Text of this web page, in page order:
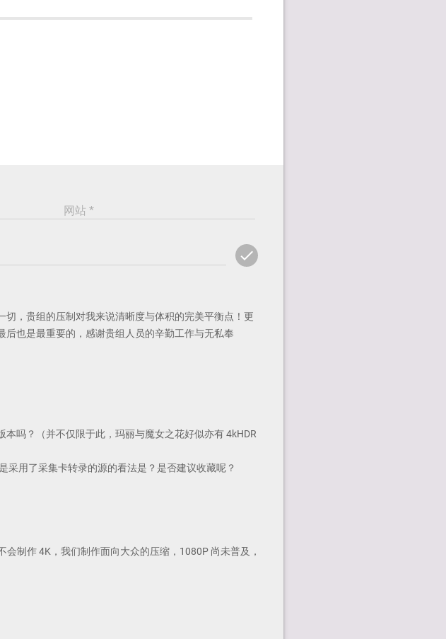
网站 *
checkADD
，贵组的压制对我来说清晰度与体积的完美平衡点！更
也是最重要的，感谢贵组人员的辛勤工作与无私奉
吗？（并不仅限于此，玛丽与魔女之花好似亦有 4kHDR
采用了采集卡转录的源的看法是？是否建议收藏呢？
制作 4K，我们制作面向大众的压缩，1080P 尚未普及，